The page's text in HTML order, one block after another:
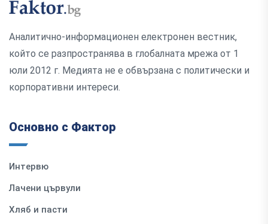
Аналитично-информационен електронен вестник,
който се разпространява в глобалната мрежа от 1
юли 2012 г. Медията не е обвързана с политически и
корпоративни интереси.
Основно с Фактор
Интервю
Лачени цървули
Хляб и пасти